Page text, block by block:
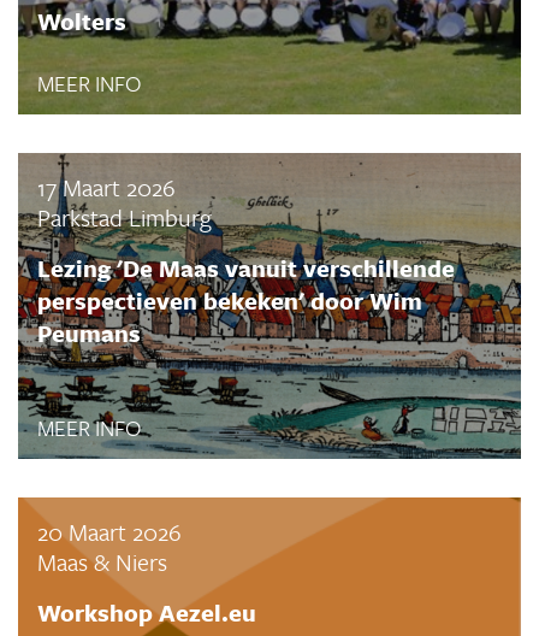
Wolters
MEER INFO
17 Maart 2026
Parkstad Limburg
Lezing 'De Maas vanuit verschillende
perspectieven bekeken' door Wim
Peumans
MEER INFO
20 Maart 2026
Maas & Niers
Workshop Aezel.eu